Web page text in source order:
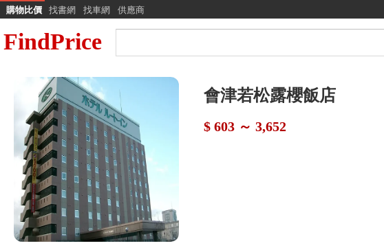
購物比價 找書網 找車網 供應商
FindPrice
會津若松露櫻飯店
$ 603 ～ 3,652